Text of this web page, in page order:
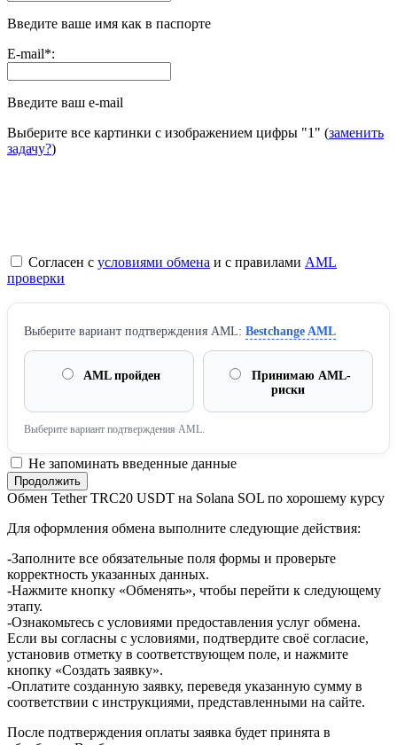
Введите ваше имя как в паспорте
E-mail*:
Введите ваш e-mail
Выберите все картинки с изображением цифры "1" (заменить
задачу?)
Согласен с условиями обмена и с правилами AML
проверки
Выберите вариант подтверждения AML: Bestchange AML
AML пройден
Принимаю AML-
риски
Выберите вариант подтверждения AML.
Не запоминать введенные данные
Обмен Tether TRC20 USDT на Solana SOL по хорошему курсу
Для оформления обмена выполните следующие действия:
-Заполните все обязательные поля формы и проверьте
корректность указанных данных.
-Нажмите кнопку «Обменять», чтобы перейти к следующему
этапу.
-Ознакомьтесь с условиями предоставления услуг обмена.
Если вы согласны с условиями, подтвердите своё согласие,
установив отметку в соответствующем поле, и нажмите
кнопку «Создать заявку».
-Оплатите созданную заявку, переведя указанную сумму в
соответствии с инструкциями, представленными на сайте.
После подтверждения оплаты заявка будет принята в